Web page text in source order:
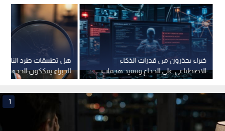
هل تطبيقات طرد
الخبراء يفككون الخدعة
خبراء يحذرون من قدرات الذكاء
الاصطناعي على الخداع وتنفيذ هجمات
إلكترونية
1